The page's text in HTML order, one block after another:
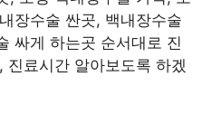
장수술 싼곳, 백내장수술
싸게 하는곳 순서대로 진
진료시간 알아보도록 하겠